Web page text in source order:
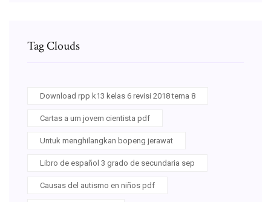
Tag Clouds
Download rpp k13 kelas 6 revisi 2018 tema 8
Cartas a um jovem cientista pdf
Untuk menghilangkan bopeng jerawat
Libro de español 3 grado de secundaria sep
Causas del autismo en niños pdf